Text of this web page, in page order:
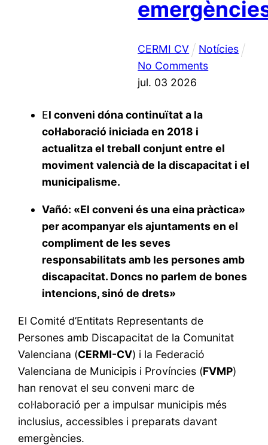
CERMI CV
Notícies
No Comments
jul. 03 2026
El conveni dóna continuïtat a la
col·laboració iniciada en 2018 i
actualitza el treball conjunt entre el
moviment valencià de la discapacitat i el
municipalisme.
Vañó: «El conveni és una eina pràctica»
per acompanyar els ajuntaments en el
compliment de les seves
responsabilitats amb les persones amb
discapacitat. Doncs no parlem de bones
intencions, sinó de drets»
El Comité d’Entitats Representants de
Persones amb Discapacitat de la Comunitat
Valenciana (CERMI-CV) i la Federació
Valenciana de Municipis i Províncies (FVMP)
han renovat el seu conveni marc de
col·laboració per a impulsar municipis més
inclusius, accessibles i preparats davant
emergències.